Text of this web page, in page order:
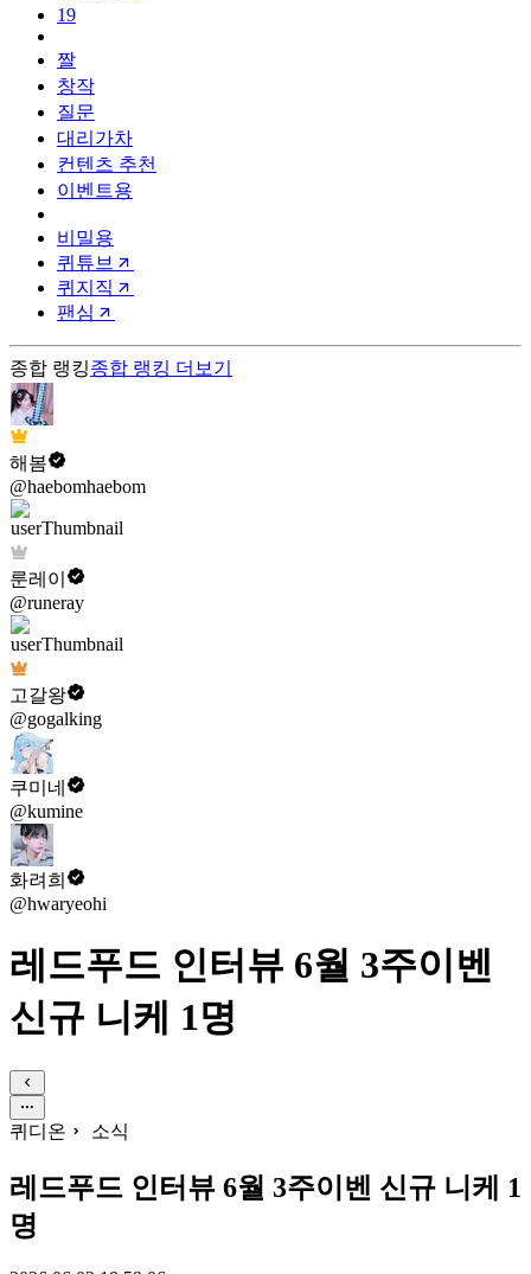
19
짤
창작
질문
대리가차
컨텐츠 추천
이벤트용
비밀용
퀴튜브
퀴지직
팬심
종합 랭킹종합 랭킹 더보기
해봄
@haebomhaebom
룬레이
@runeray
고갈왕
@gogalking
쿠미네
@kumine
화려희
@hwaryeohi
레드푸드 인터뷰 6월 3주이벤
신규 니케 1명
퀴디온 소식
레드푸드 인터뷰 6월 3주이벤 신규 니케 1
명